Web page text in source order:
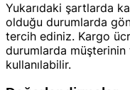
Yukarıdaki şartlarda
olduğu durumlarda
tercih ediniz. Kargo
durumlarda
kullanılabilir.